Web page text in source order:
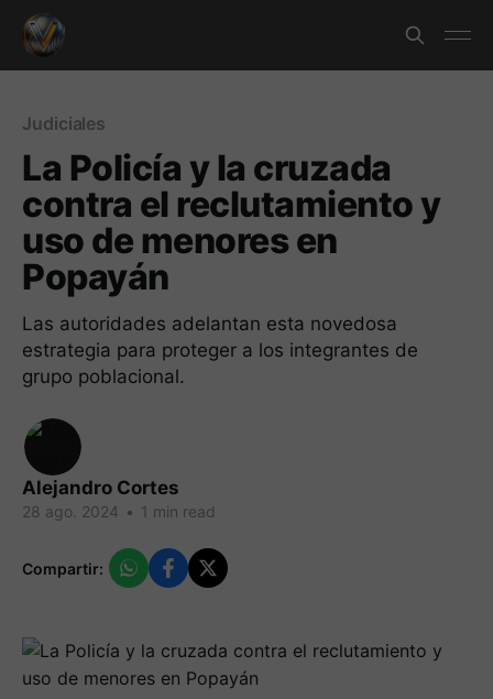
Judiciales
La Policía y la cruzada
contra el reclutamiento y
uso de menores en
Popayán
Las autoridades adelantan esta novedosa
estrategia para proteger a los integrantes de
grupo poblacional.
Alejandro Cortes
28 ago. 2024 • 1 min read
Compartir: